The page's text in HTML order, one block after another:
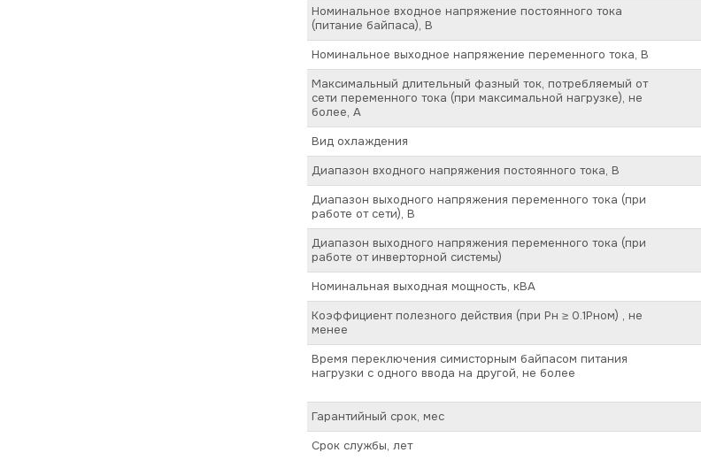
Номинальное входное напряжение постоянного тока
(питание байпаса), В
Номинальное выходное напряжение переменного тока, В
Максимальный длительный фазный ток, потребляемый от
сети переменного тока (при максимальной нагрузке), не
более, А
Вид охлаждения
Диапазон входного напряжения постоянного тока, В
Диапазон выходного напряжения переменного тока (при
работе от сети), В
Диапазон выходного напряжения переменного тока (при
работе от инверторной системы)
Номинальная выходная мощность, кВА
Коэффициент полезного действия (при Pн ≥ 0.1Pном) , не
менее
Время переключения симисторным байпасом питания
нагрузки с одного ввода на другой, не более
Гарантийный срок, мес
Срок службы, лет